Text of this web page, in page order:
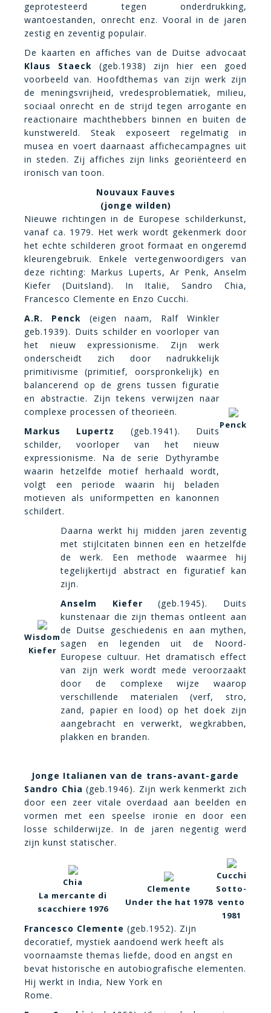
geprotesteerd tegen onderdrukking,
wantoestanden, onrecht enz. Vooral in de jaren
zestig en zeventig populair.
De kaarten en affiches van de Duitse advocaat
Klaus Staeck (geb.1938) zijn hier een goed
voorbeeld van. Hoofdthemas van zijn werk zijn
de meningsvrijheid, vredesproblematiek, milieu,
sociaal onrecht en de strijd tegen arrogante en
reactionaire machthebbers binnen en buiten de
kunstwereld. Steak exposeert regelmatig in
musea en voert daarnaast affichecampagnes uit
in steden. Zij affiches zijn links georiënteerd en
ironisch van toon.
Nouvaux Fauves
(jonge wilden)
Nieuwe richtingen in de Europese schilderkunst,
vanaf ca. 1979. Het werk wordt gekenmerk door
het echte schilderen groot formaat en ongeremd
kleurengebruik. Enkele vertegenwoordigers van
deze richting: Markus Luperts, Ar Penk, Anselm
Kiefer (Duitsland). In Italië, Sandro Chia,
Francesco Clemente en Enzo Cucchi.
A.R. Penck
(eigen naam, Ralf Winkler
geb.1939). Duits schilder en voorloper van
het nieuw expressionisme. Zijn werk
onderscheidt zich door nadrukkelijk
primitivisme (primitief, oorspronkelijk) en
balancerend op de grens tussen figuratie
en abstractie. Zijn tekens verwijzen naar
complexe processen of theorieën.
Markus Lupertz
(geb.1941). Duits
schilder, voorloper van het nieuw
expressionisme. Na de serie Dythyrambe
waarin hetzelfde motief herhaald wordt,
volgt een periode waarin hij beladen
motieven als uniformpetten en kanonnen
schildert.
Penck
Wisdom
Kiefer
Daarna werkt hij midden jaren zeventig
met stijlcitaten binnen een en hetzelfde
de werk. Een methode waarmee hij
tegelijkertijd abstract en figuratief kan
zijn.
Anselm Kiefer
(geb.1945). Duits
kunstenaar die zijn themas ontleent aan
de Duitse geschiedenis en aan mythen,
sagen en legenden uit de Noord-
Europese cultuur. Het dramatisch effect
van zijn werk wordt mede veroorzaakt
door de complexe wijze waarop
verschillende materialen (verf, stro,
zand, papier en lood) op het doek zijn
aangebracht en verwerkt, wegkrabben,
plakken en branden.
Jonge Italianen van de trans-avant-garde
Sandro Chia (geb.1946). Zijn werk kenmerkt zich
door een zeer vitale overdaad aan beelden en
vormen met een speelse ironie en door een
losse schilderwijze. In de jaren negentig werd
zijn kunst statischer.
Chia
La mercante di
scacchiere 1976
Clemente
Under the hat 1978
Cucchi
Sotto-
vento
1981
Francesco Clemente (geb.1952). Zijn
decoratief, mystiek aandoend werk heeft als
voornaamste themas liefde, dood en angst en
bevat historische en autobiografische elementen.
Hij werkt in India, New York en
Rome.